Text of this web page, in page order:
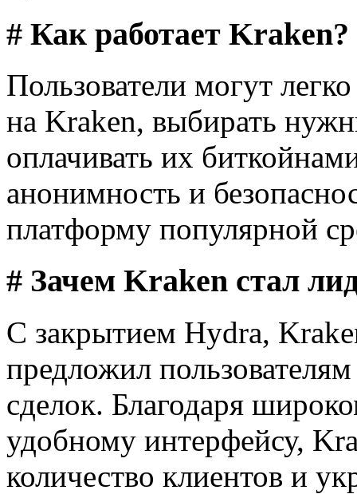
# Как работает Kraken?
Пользователи могут
на Kraken, выбирать
оплачивать их
анонимность и
платформу популярной
# Зачем Kraken стал
С закрытием Hydra,
предложил
сделок. Благодаря
удобному интерфейсу,
количество клиентов и